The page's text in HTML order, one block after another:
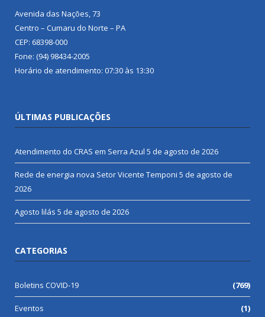
Avenida das Nações, 73
Centro – Cumaru do Norte – PA
CEP: 68398-000
Fone: (94) 98434-2005
Horário de atendimento: 07:30 às 13:30
ÚLTIMAS PUBLICAÇÕES
Atendimento do CRAS em Serra Azul 5 de agosto de 2026
Rede de energia nova Setor Vicente Temponi 5 de agosto de
2026
Agosto lilás 5 de agosto de 2026
CATEGORIAS
Boletins COVID-19 (769)
Eventos (1)